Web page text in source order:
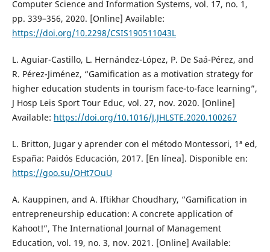
Computer Science and Information Systems, vol. 17, no. 1,
pp. 339–356, 2020. [Online] Available:
https://doi.org/10.2298/CSIS190511043L
L. Aguiar-Castillo, L. Hernández-López, P. De Saá-Pérez, and
R. Pérez-Jiménez, “Gamification as a motivation strategy for
higher education students in tourism face-to-face learning”,
J Hosp Leis Sport Tour Educ, vol. 27, nov. 2020. [Online]
Available: https://doi.org/10.1016/J.JHLSTE.2020.100267
L. Britton, Jugar y aprender con el método Montessori, 1ª ed,
España: Paidós Educación, 2017. [En línea]. Disponible en:
https://goo.su/OHt7OuU
A. Kauppinen, and A. Iftikhar Choudhary, “Gamification in
entrepreneurship education: A concrete application of
Kahoot!”, The International Journal of Management
Education, vol. 19, no. 3, nov. 2021. [Online] Available: